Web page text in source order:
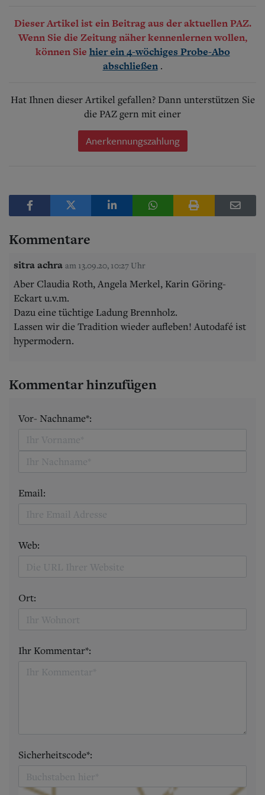
Dieser Artikel ist ein Beitrag aus der aktuellen PAZ.
Wenn Sie die Zeitung näher kennenlernen wollen,
können Sie hier ein 4-wöchiges Probe-Abo
abschließen .
Hat Ihnen dieser Artikel gefallen? Dann unterstützen Sie
die PAZ gern mit einer
Anerkennungszahlung
Kommentare
sitra achra am 13.09.20, 10:27 Uhr
Aber Claudia Roth, Angela Merkel, Karin Göring-
Eckart u.v.m.
Dazu eine tüchtige Ladung Brennholz.
Lassen wir die Tradition wieder aufleben! Autodafé ist
hypermodern.
Kommentar hinzufügen
Vor- Nachname*:
Email:
Web:
Ort:
Ihr Kommentar*:
Sicherheitscode*: